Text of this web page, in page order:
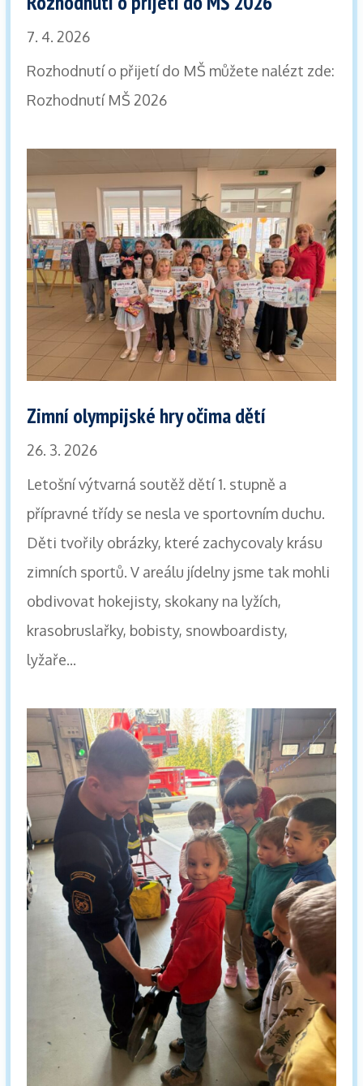
7. 4. 2026
Rozhodnutí o přijetí do MŠ můžete nalézt zde:
Rozhodnutí MŠ 2026
Zimní olympijské hry očima dětí
26. 3. 2026
Letošní výtvarná soutěž dětí 1. stupně a
přípravné třídy se nesla ve sportovním duchu.
Děti tvořily obrázky, které zachycovaly krásu
zimních sportů. V areálu jídelny jsme tak mohli
obdivovat hokejisty, skokany na lyžích,
krasobruslařky, bobisty, snowboardisty,
lyžaře...